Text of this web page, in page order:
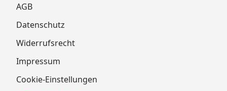
AGB
Datenschutz
Widerrufsrecht
Impressum
Cookie-Einstellungen